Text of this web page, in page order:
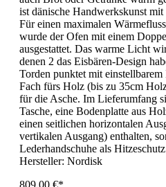
ist dänische Handwerkskunst
Für einen maximalen
wurde der Ofen mit einem
ausgestattet. Das warme Licht
denen 2 das Eisbären-Design
Torden punktet mit
Fach fürs Holz (bis zu 35cm
für die Asche. Im Lieferumfang
Tasche, eine Bodenplatte aus
einen seitlichen horizontalen
vertikalen Ausgang) enthalten,
Lederhandschuhe als
Hersteller: Nordisk
809,00 €*